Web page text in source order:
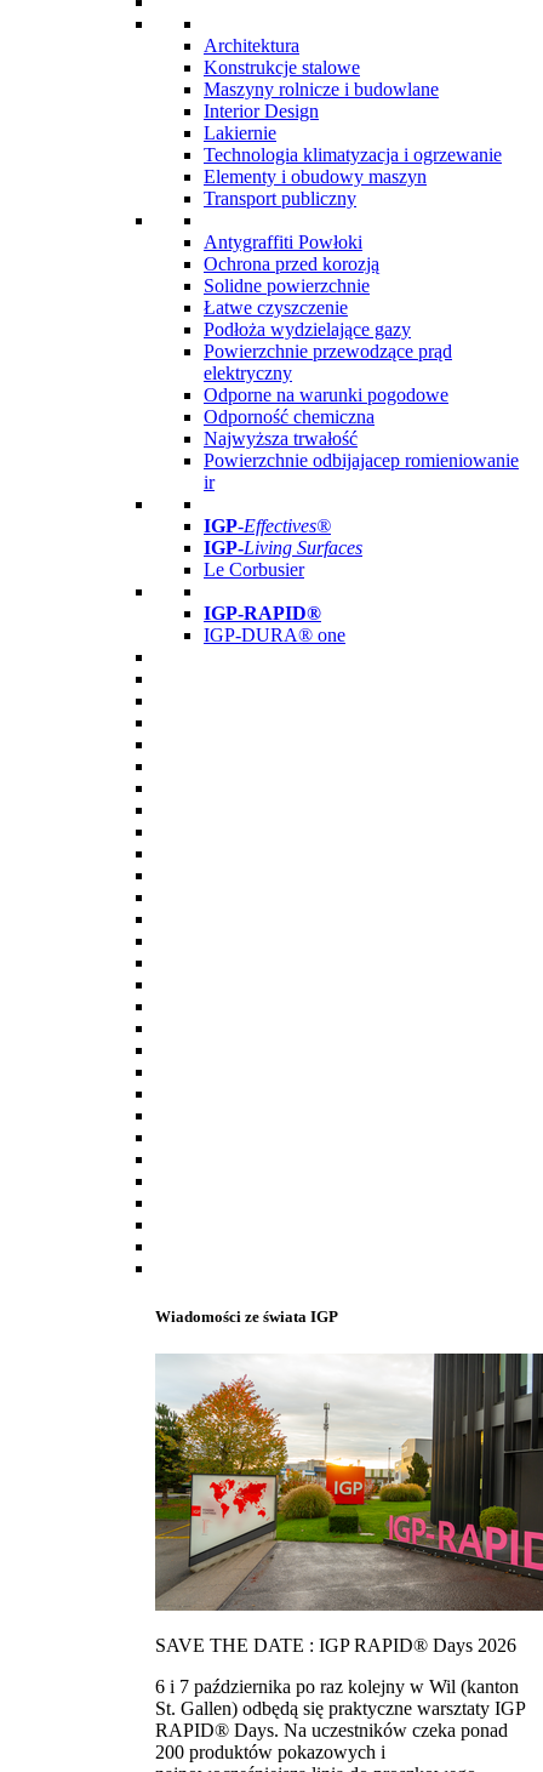
Architektura
Konstrukcje stalowe
Maszyny rolnicze i budowlane
Interior Design
Lakiernie
Technologia klimatyzacja i ogrzewanie
Elementy i obudowy maszyn
Transport publiczny
Antygraffiti Powłoki
Ochrona przed korozją
Solidne powierzchnie
Łatwe czyszczenie
Podłoża wydzielające gazy
Powierzchnie przewodzące prąd
elektryczny
Odporne na warunki pogodowe
Odporność chemiczna
Najwyższa trwałość
Powierzchnie odbijajacep romieniowanie
ir
IGP-Effectives®
IGP-Living Surfaces
Le Corbusier
IGP-RAPID®
IGP-DURA® one
Wiadomości ze świata IGP
SAVE THE DATE : IGP RAPID® Days 2026
6 i 7 października po raz kolejny w Wil (kanton
St. Gallen) odbędą się praktyczne warsztaty IGP
RAPID® Days. Na uczestników czeka ponad
200 produktów pokazowych i